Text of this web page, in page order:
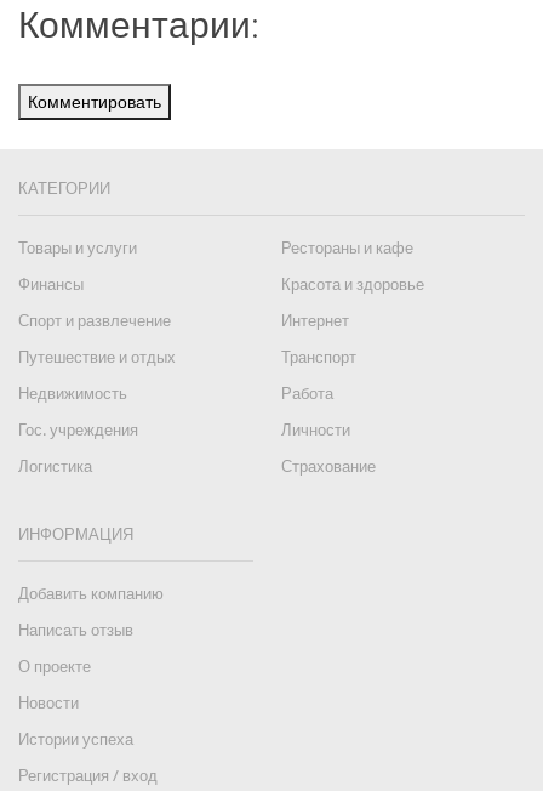
Комментарии:
Комментировать
КАТЕГОРИИ
Товары и услуги
Рестораны и кафе
Финансы
Красота и здоровье
Спорт и развлечение
Интернет
Путешествие и отдых
Транспорт
Недвижимость
Работа
Гос. учреждения
Личности
Логистика
Страхование
ИНФОРМАЦИЯ
Добавить компанию
Написать отзыв
О проекте
Новости
Истории успеха
Регистрация / вход